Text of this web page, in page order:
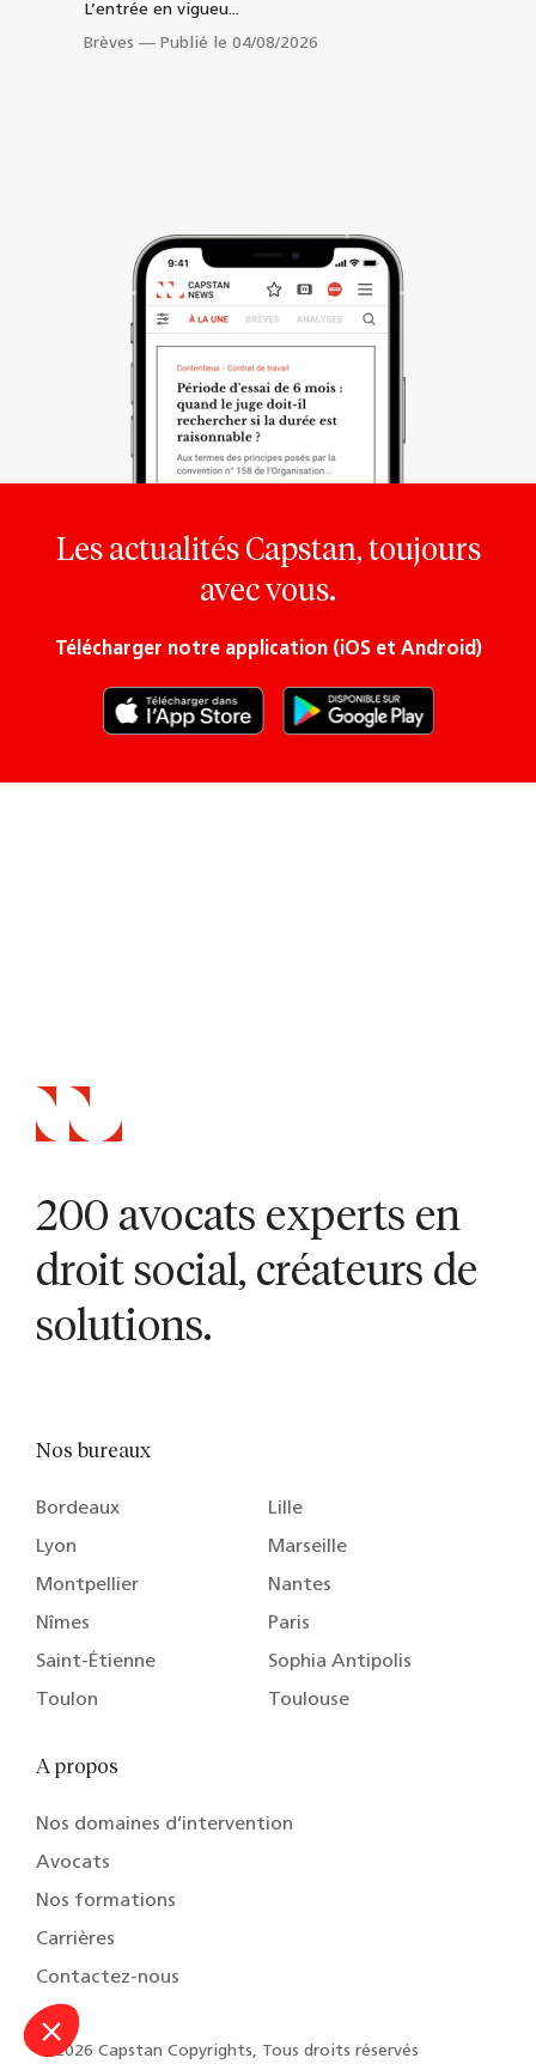
L’entrée en vigueu...
Brèves — Publié le 04/08/2026
Les actualités Capstan, toujours
avec vous.
Télécharger notre application (iOS et Android)
200 avocats experts en
droit social, créateurs de
solutions.
Nos bureaux
Bordeaux
Lille
Lyon
Marseille
Montpellier
Nantes
Nîmes
Paris
Saint-Étienne
Sophia Antipolis
Toulon
Toulouse
A propos
Nos domaines d’intervention
Avocats
Nos formations
Carrières
Contactez-nous
© 2026 Capstan Copyrights, Tous droits réservés